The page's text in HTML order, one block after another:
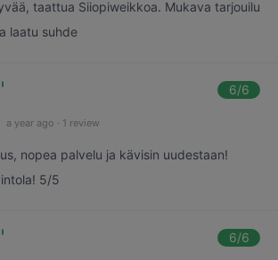
taattua Siiopiweikkoa. Mukava tarjouilu
laatu suhde
6/6
a year ago · 1 review
nopea palvelu ja kävisin uudestaan!
5/5
6/6